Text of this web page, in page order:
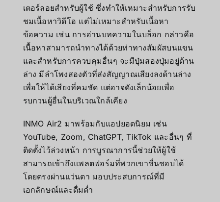
เตอร์ลอยสำหรับผู้ใช้ ซึ่งทำให้เหมาะสำหรับการรับ
ชมเนื้อหาวิดีโอ แต่ไม่เหมาะสำหรับเนื้อหา
ข้อความ เช่น การอ่านบทความในบล็อก กล่าวคือ
เนื้อหาสามารถนำทางได้ด้วยท่าทางสัมผัสบนแขน
และสำหรับการควบคุมอื่นๆ จะมีปุ่มสองปุ่มอยู่ด้าน
ล่าง มีลำโพงสองตัวที่ส่งสัญญาณเสียงลงด้านล่าง
เพื่อให้ได้เสียงที่คมชัด แต่อาจดังเล็กน้อยเพื่อ
รบกวนผู้อื่นในบริเวณใกล้เคียง
INMO Air2 มาพร้อมกับแอปยอดนิยม เช่น
YouTube, Zoom, ChatGPT, TikTok และอื่นๆ ที่
ติดตั้งไว้ล่วงหน้า การบูรณาการนี้ช่วยให้ผู้ใช้
สามารถเข้าถึงแพลตฟอร์มที่พวกเขาชื่นชอบได้
โดยตรงผ่านแว่นตา มอบประสบการณ์ที่มี
เอกลักษณ์และดื่มด่ำ